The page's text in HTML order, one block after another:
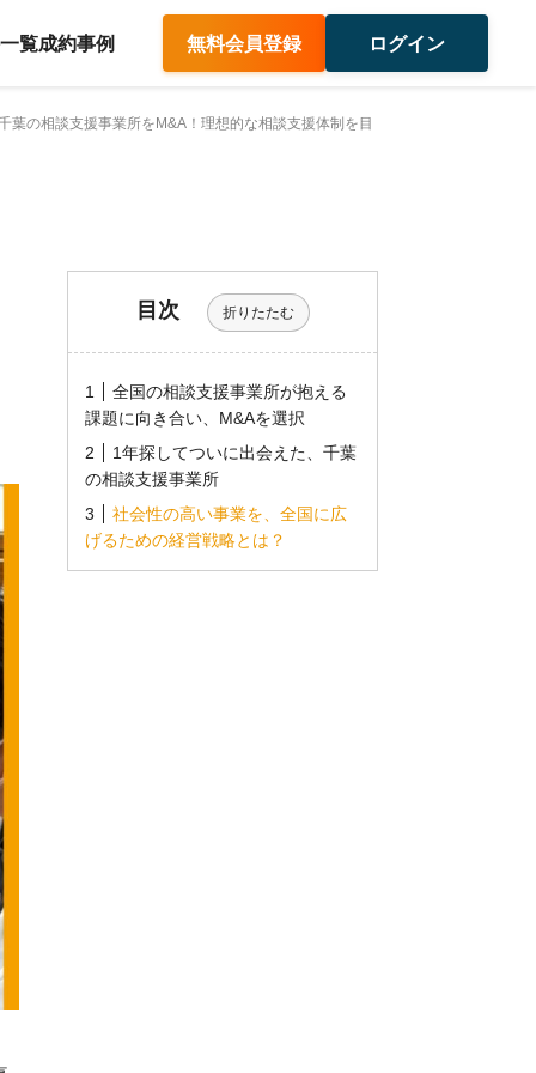
覧成約事例 無料会員登録 ログイン
葉の相談支援事業所をM&A！理想的な相談支援体制を目
目次 折りたたむ
全国の相談支援事業所が抱える
課題に向き合い、M&Aを選択
1年探してついに出会えた、千葉
の相談支援事業所
社会性の高い事業を、全国に広
げるための経営戦略とは？